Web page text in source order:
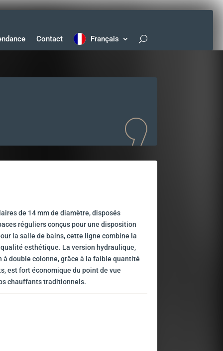
Contact Français
de 14 mm de diamètre, disposés
réguliers conçus pour une disposition
la salle de bains, cette ligne combine la
esthétique. La version hydraulique,
double colonne, grâce à la faible quantité
est fort économique du point de vue
chauffants traditionnels.